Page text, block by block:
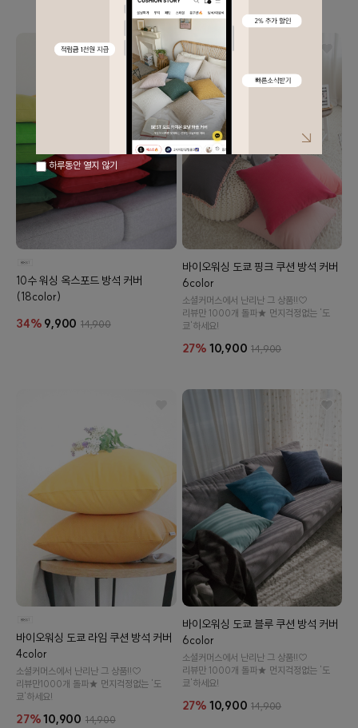
있어요
10수 워싱 옥스포드 방석 커버
(18color)
34% 9,900 14,900
바이오워싱 도쿄 핑크 쿠션 방석 커버
6color
소셜커머스에서 난리난 그 상품!!♡
리뷰만 1000개 돌파★ 먼지걱정없는 '도
쿄'하세요!
27% 10,900 14,900
바이오워싱 도쿄 라임 쿠션 방석 커버
4color
소셜커머스에서 난리난 그 상품!!♡
리뷰만1000개 돌파★ 먼지걱정없는 '도
쿄'하세요!
27%10,900 14,900
바이오워싱 도쿄 블루 쿠션 방석 커버
6color
소셜커머스에서 난리난 그 상품!!♡
리뷰만 1000개 돌파★ 먼지걱정없는 '도
쿄'하세요!
27% 10,900 14,900
하루동안 열지 않기